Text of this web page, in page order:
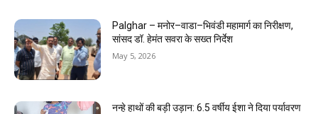
Palghar – मनोर–वाडा–भिवंडी महामार्ग का निरीक्षण,
सांसद डॉ. हेमंत सवरा के सख्त निर्देश
May 5, 2026
नन्हे हाथों की बड़ी उड़ान: 6.5 वर्षीय ईशा ने दिया पर्यावरण